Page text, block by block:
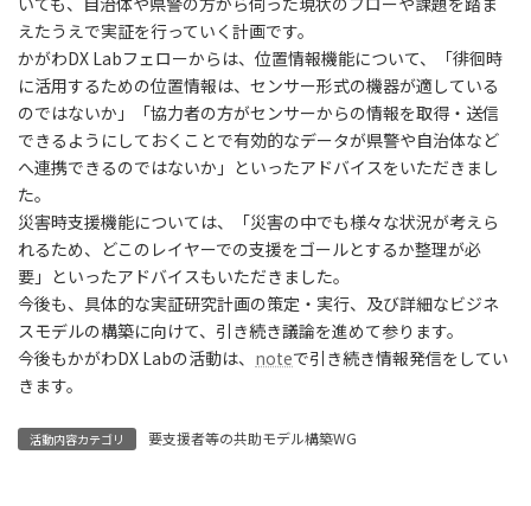
えたうえで実証を行っていく計画です。
かがわDX Labフェローからは、位置情報機能について、「徘徊時
に活用するための位置情報は、センサー形式の機器が適している
のではないか」「協力者の方がセンサーからの情報を取得・送信
できるようにしておくことで有効的なデータが県警や自治体など
へ連携できるのではないか」といったアドバイスをいただきまし
た。
災害時支援機能については、「災害の中でも様々な状況が考えら
れるため、どこのレイヤーでの支援をゴールとするか整理が必
要」といったアドバイスもいただきました。
今後も、具体的な実証研究計画の策定・実行、及び詳細なビジネ
スモデルの構築に向けて、引き続き議論を進めて参ります。
今後もかがわDX Labの活動は、 noteで引き続き情報発信をしてい
きます。
活動内容カテゴリ 要支援者等の共助モデル構築WG